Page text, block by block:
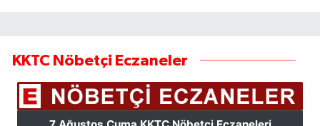
KKTC Nöbetçi Eczaneler